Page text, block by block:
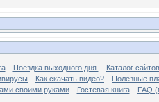
Поездка выходного дня.
Каталог сайтов
Как скачать видео?
Полезные
своими руками
Гостевая книга FAQ